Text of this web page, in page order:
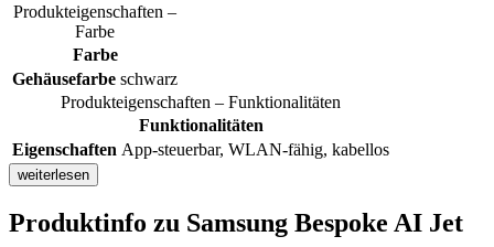
Produkteigenschaften –
Farbe
Farbe
Gehäusefarbe schwarz
Produkteigenschaften – Funktionalitäten
Funktionalitäten
Eigenschaften App-steuerbar, WLAN-fähig, kabellos
weiterlesen
Produktinfo zu Samsung Bespoke AI Jet